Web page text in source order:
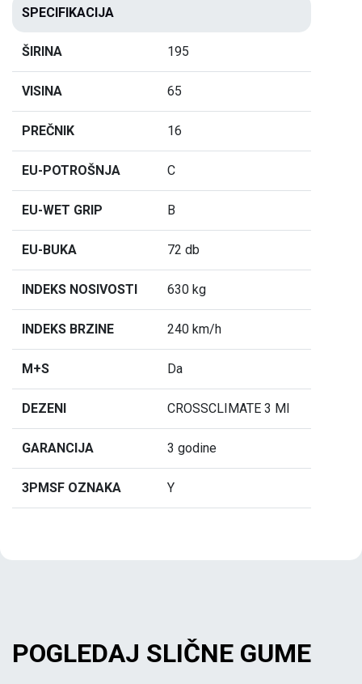
SPECIFIKACIJA
ŠIRINA 195
VISINA 65
PREČNIK 16
EU-POTROŠNJA C
EU-WET GRIP B
EU-BUKA 72 db
INDEKS NOSIVOSTI 630 kg
INDEKS BRZINE 240 km/h
M+S Da
DEZENI CROSSCLIMATE 3 MI
GARANCIJA 3 godine
3PMSF OZNAKA Y
POGLEDAJ SLIČNE GUME